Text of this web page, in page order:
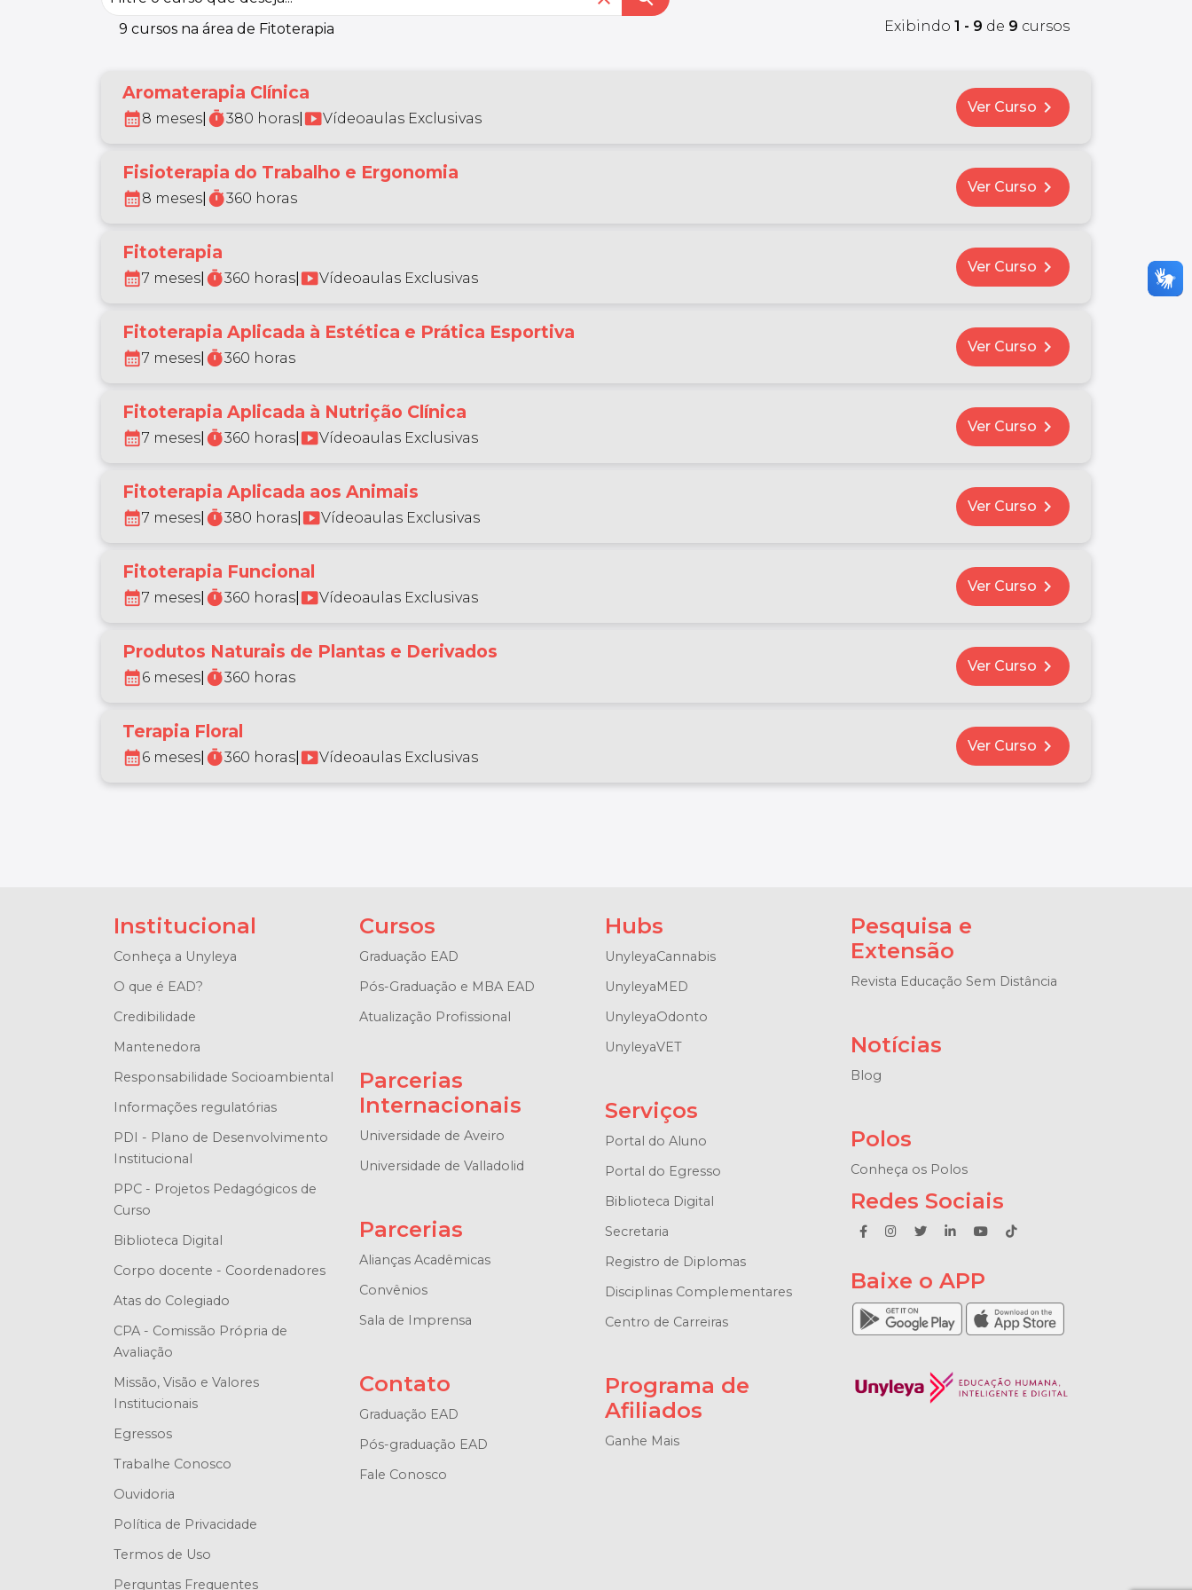
9 cursos na área de Fitoterapia Exibindo 1 - 9 de 9 cursos
Aromaterapia Clínica
calendar_month8 meses timer380 horas smart_displayVídeoaulas Exclusivas
Ver Curso chevron_right
Fisioterapia do Trabalho e Ergonomia
calendar_month8 meses timer360 horas
Ver Curso chevron_right
Fitoterapia
calendar_month7 meses timer360 horas smart_displayVídeoaulas Exclusivas
Ver Curso chevron_right
Fitoterapia Aplicada à Estética e Prática Esportiva
calendar_month7 meses timer360 horas
Ver Curso chevron_right
Fitoterapia Aplicada à Nutrição Clínica
calendar_month7 meses timer360 horas smart_displayVídeoaulas Exclusivas
Ver Curso chevron_right
Fitoterapia Aplicada aos Animais
calendar_month7 meses timer380 horas smart_displayVídeoaulas Exclusivas
Ver Curso chevron_right
Fitoterapia Funcional
calendar_month7 meses timer360 horas smart_displayVídeoaulas Exclusivas
Ver Curso chevron_right
Produtos Naturais de Plantas e Derivados
calendar_month6 meses timer360 horas
Ver Curso chevron_right
Terapia Floral
calendar_month6 meses timer360 horas smart_displayVídeoaulas Exclusivas
Ver Curso chevron_right
Institucional
Conheça a Unyleya
O que é EAD?
Credibilidade
Mantenedora
Responsabilidade Socioambiental
Informações regulatórias
PDI - Plano de Desenvolvimento
Institucional
PPC - Projetos Pedagógicos de
Curso
Biblioteca Digital
Corpo docente - Coordenadores
Atas do Colegiado
CPA - Comissão Própria de
Avaliação
Missão, Visão e Valores
Institucionais
Egressos
Trabalhe Conosco
Ouvidoria
Política de Privacidade
Termos de Uso
Perguntas Frequentes
Cursos
Graduação EAD
Pós-Graduação e MBA EAD
Atualização Profissional
Parcerias
Internacionais
Universidade de Aveiro
Universidade de Valladolid
Parcerias
Alianças Acadêmicas
Convênios
Sala de Imprensa
Contato
Graduação EAD
Pós-graduação EAD
Fale Conosco
Hubs
UnyleyaCannabis
UnyleyaMED
UnyleyaOdonto
UnyleyaVET
Serviços
Portal do Aluno
Portal do Egresso
Biblioteca Digital
Secretaria
Registro de Diplomas
Disciplinas Complementares
Centro de Carreiras
Programa de
Afiliados
Ganhe Mais
Pesquisa e
Extensão
Revista Educação Sem Distância
Notícias
Blog
Polos
Conheça os Polos
Redes Sociais
Baixe o APP